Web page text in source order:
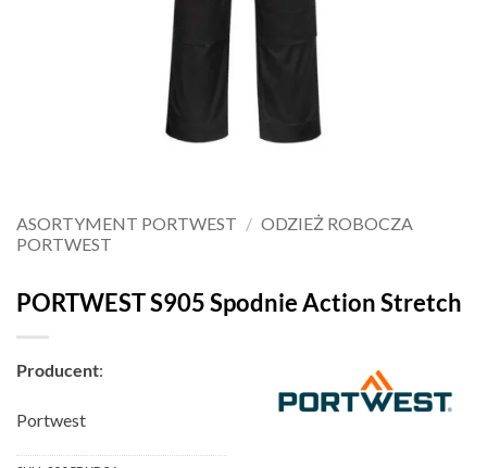
ASORTYMENT PORTWEST / ODZIEŻ ROBOCZA
PORTWEST
PORTWEST S905 Spodnie Action Stretch
Producent:
Portwest